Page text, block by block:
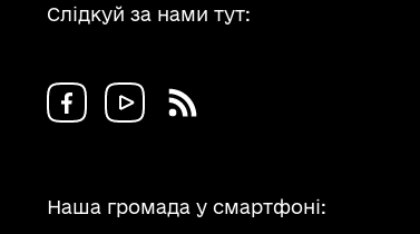
Слідкуй за нами тут:
Наша громада у смартфоні: